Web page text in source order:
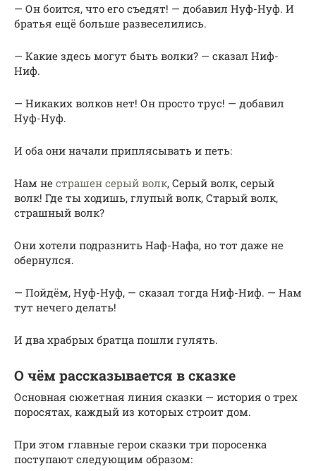
— Он боится, что его съедят! — добавил Нуф-Нуф. И
братья ещё больше развеселились.
— Какие здесь могут быть волки? — сказал Ниф-
Ниф.
— Никаких волков нет! Он просто трус! — добавил
Нуф-Нуф.
И оба они начали приплясывать и петь:
Нам не страшен серый волк, Серый волк, серый
волк! Где ты ходишь, глупый волк, Старый волк,
страшный волк?
Они хотели подразнить Наф-Нафа, но тот даже не
обернулся.
— Пойдём, Нуф-Нуф, — сказал тогда Ниф-Ниф. — Нам
тут нечего делать!
И два храбрых братца пошли гулять.
О чём рассказывается в сказке
Основная сюжетная линия сказки — история о трех
поросятах, каждый из которых строит дом.
При этом главные герои сказки три поросенка
поступают следующим образом: